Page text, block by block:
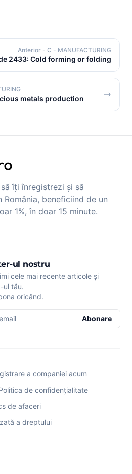
Anterior - C - MANUFACTURING
2433: Cold forming or folding
metals production
îți înregistrezi și să
beneficiind de un
1%, în doar 15 minute.
ul nostru
cele mai recente articole și
ul tău.
oricând.
Abonare
a companiei acum
de confidențialitate
de afaceri
a dreptului